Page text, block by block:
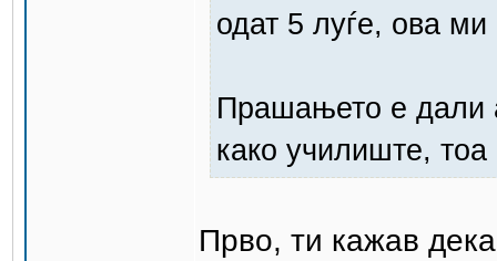
одат 5 луѓе, ова
Прашањето е дали
како училиште, тоа
Прво, ти кажав